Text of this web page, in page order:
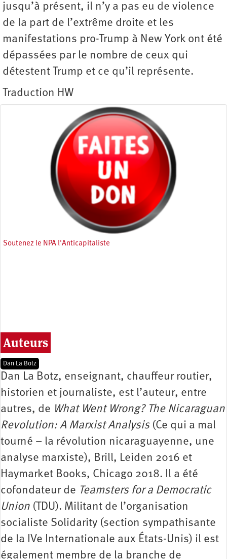
jusqu’à présent, il n’y a pas eu de violence
de la part de l’extrême droite et les
manifestations pro-Trump à New York ont été
dépassées par le nombre de ceux qui
détestent Trump et ce qu’il représente.
Traduction HW
Soutenez le NPA l'Anticapitaliste
Auteurs
Dan La Botz
Dan La Botz, enseignant, chauffeur routier,
historien et journaliste, est l’auteur, entre
autres, de What Went Wrong? The Nicaraguan
Revolution: A Marxist Analysis(Ce qui a mal
tourné – la révolution nicaraguayenne, une
analyse marxiste), Brill, Leiden 2016 et
Haymarket Books, Chicago 2018. Il a été
cofondateur de Teamsters for a Democratic
Union (TDU). Militant de l’organisation
socialiste Solidarity (section sympathisante
de la IVe Internationale aux États-Unis) il est
également membre de la branche de